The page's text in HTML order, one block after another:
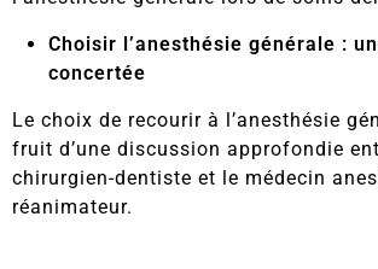
Choisir l’anesthésie générale :
concertée
Le choix de recourir à l’anesthésie
fruit d’une discussion approfondie
chirurgien-dentiste et le médecin
réanimateur.